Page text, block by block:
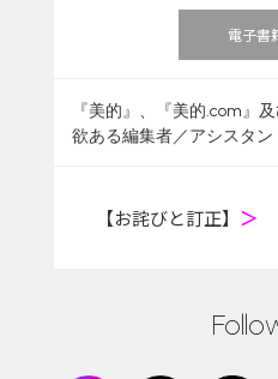
電子書
『美的』、『美的.com』
欲ある編集者／アシスタ
【お詫びと訂正】 ＞